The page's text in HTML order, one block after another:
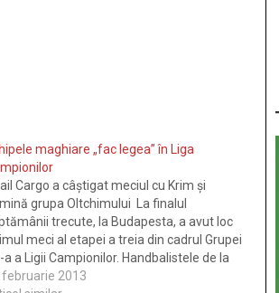
maghiare „fac legea” în Liga
Cargo a câştigat meciul cu Krim şi
grupa Oltchimului La finalul
trecute, la Budapesta, a avut loc
meci al etapei a treia din cadrul Grupei
a a Ligii Campionilor. Handbalistele de la
Cargo, gazdele partidei, porneau drept
februarie 2013